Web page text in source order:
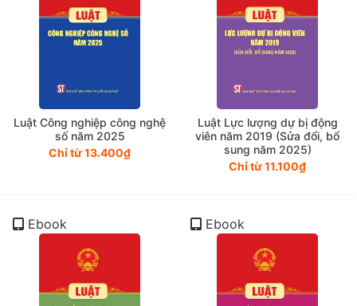
Luật Công nghiệp công nghệ
số năm 2025
Chỉ từ 13.400₫
Luật Lực lượng dự bị động
viên năm 2019 (Sửa đổi, bổ
sung năm 2025)
Chỉ từ 11.100₫
Ebook Ebook